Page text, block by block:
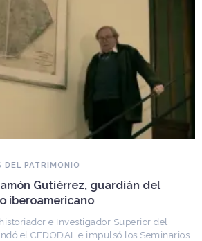
Gutiérrez, guardián del
e Investigador Superior del
CEDODAL e impulsó los Seminarios